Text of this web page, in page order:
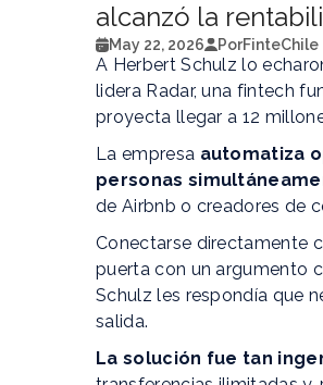
alcanzó la
May 22, 2026 PorFinteChile
A Herbert Schulz lo
lidera Radar, una fintech
proyecta llegar a 12
La empresa automatiza
personas
de Airbnb o creadores de
Conectarse directamente
puerta con un argumento
Schulz les respondía que
salida.
La solución fue tan